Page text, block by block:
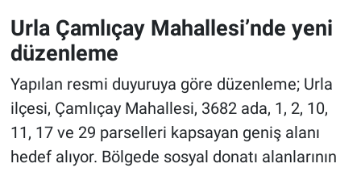
Urla Çamlıçay Mahallesi’nde yeni
düzenleme
Yapılan resmi duyuruya göre düzenleme; Urla
ilçesi, Çamlıçay Mahallesi, 3682 ada, 1, 2, 10,
11, 17 ve 29 parselleri kapsayan geniş alanı
hedef alıyor. Bölgede sosyal donatı alanlarının